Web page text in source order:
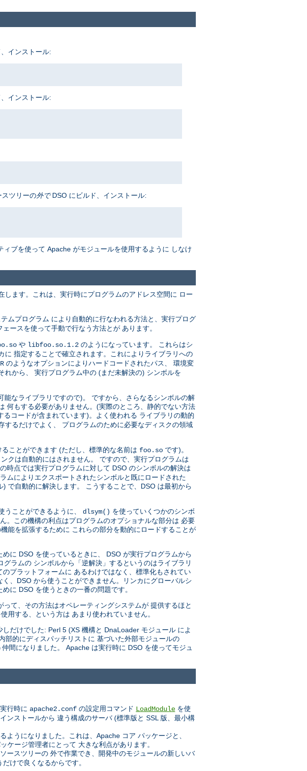
インストール:
インストール:
スツリーの外でDSO にビルド、インストール:
ィブを使って Apache がモジュールを使用するように しなけ
ます。これは、実行時にプログラムのアドレス空間に ロー
ムプログラム により自動的に行なわれる方法と、実行プログ
ースを使って手動で行なう方法とが あります。
や libfoo.so.1.2 のようになっています。 これらはシ
に 指定することで確立されます。これによりライブラリへの
のようなオプションによりハードコードされたパス、 環境変
れから、 実行プログラム中の (まだ未解決の) シンボルを
なライブラリですので)。 ですから、さらなるシンボルの解
何もする必要がありません。(実際のところ、静的でない方法
るコードが含まれています)。よく使われる ライブラリの動的
するだけでよく、 プログラムのために必要なディスクの領域
ことができます (ただし、標準的な名前は foo.so です)。
クは自動的にはされません。 ですので、実行プログラムは
時点では実行プログラムに対して DSO のシンボルの解決は
ムによりエクスポートされたシンボルと既にロードされた
) で自動的に解決します。 こうすることで、DSO は最初から
うことができるように、 dlsym() を使っていくつかのシンボ
。この機構の利点はプログラムのオプショナルな部分は 必要
能を拡張するために これらの部分を動的にロードすることが
に DSO を使っているときに、 DSO が実行プログラムから
ラムの シンボルから「逆解決」するというのはライブラリ
プラットフォームに あるわけではなく、標準化もされてい
、DSO から使うことができません。リンカにグローバルシ
に DSO を使うときの一番の問題です。
て、その方法はオペレーティングシステムが 提供するほと
用する、という方は あまり使われていません。
だけでした: Perl 5 (XS 機構と DnaLoader モジュール によ
的にディスパッチリストに 基づいた外部モジュールの
間になりました。 Apache は実行時に DSO を使ってモジュ
行時に apache2.conf の設定用コマンド LoadModule を使
ンストールから 違う構成のサーバ (標準版と SSL 版、最小構
うになりました。これは、Apache コア パッケージと、
ージ管理者にとって 大きな利点があります。
ースツリーの 外で作業でき、開発中のモジュールの新しいバ
だけで良くなるからです。